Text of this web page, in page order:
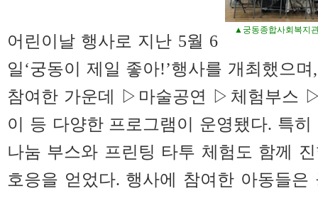
▲궁동종합사회복지
어린이날 행사로 지난 5월 6
일‘궁동이 제일 좋아!’행사를 개최했으
참여한 가운데 ▷마술공연 ▷체험부스
이 등 다양한 프로그램이 운영됐다. 특
나눔 부스와 프린팅 타투 체험도 함께
호응을 얻었다. 행사에 참여한 아동들